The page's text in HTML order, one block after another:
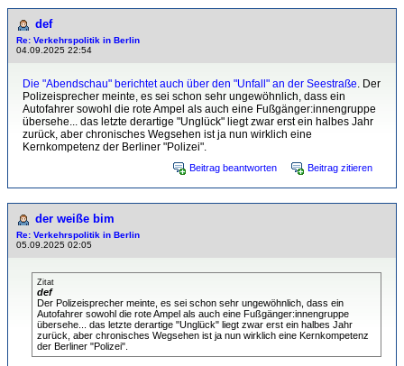
def
Re: Verkehrspolitik in Berlin
04.09.2025 22:54
Die "Abendschau" berichtet auch über den "Unfall" an der Seestraße. Der
Polizeisprecher meinte, es sei schon sehr ungewöhnlich, dass ein
Autofahrer sowohl die rote Ampel als auch eine Fußgänger:innengruppe
übersehe... das letzte derartige "Unglück" liegt zwar erst ein halbes Jahr
zurück, aber chronisches Wegsehen ist ja nun wirklich eine
Kernkompetenz der Berliner "Polizei".
Beitrag beantworten Beitrag zitieren
der weiße bim
Re: Verkehrspolitik in Berlin
05.09.2025 02:05
Zitat
def
Der Polizeisprecher meinte, es sei schon sehr ungewöhnlich, dass ein
Autofahrer sowohl die rote Ampel als auch eine Fußgänger:innengruppe
übersehe... das letzte derartige "Unglück" liegt zwar erst ein halbes Jahr
zurück, aber chronisches Wegsehen ist ja nun wirklich eine Kernkompetenz
der Berliner "Polizei".